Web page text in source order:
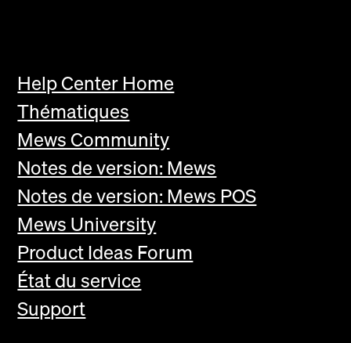
Help Center Home
Thématiques
Mews Community
Notes de version: Mews
Notes de version: Mews POS
Mews University
Product Ideas Forum
État du service
Support